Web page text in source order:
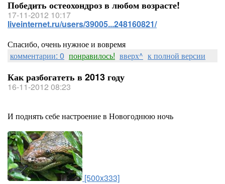
Победить остеохондроз в любом возрасте!
17-11-2012 10:17
liveinternet.ru/users/39005...248160821/
Спасибо, очень нужное и вовремя
комментарии: 0 понравилось! вверх^ к полной версии
Как разбогатеть в 2013 году
16-11-2012 08:23
И поднять себе настроение в Новогоднюю ночь
[500x333]